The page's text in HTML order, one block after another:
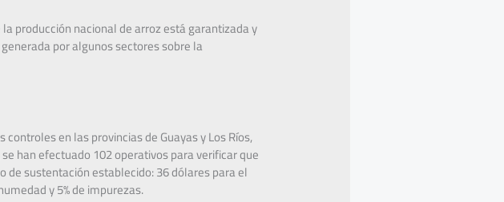
producción nacional de arroz está garantizada y
por algunos sectores sobre la
en las provincias de Guayas y Los Ríos,
han efectuado 102 operativos para verificar que
de sustentación establecido: 36 dólares para el
y 5% de impurezas.